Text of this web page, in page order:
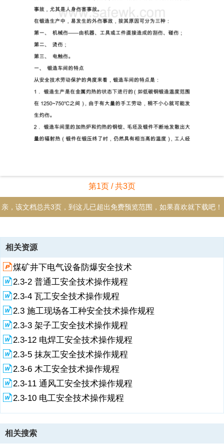
第1页 / 共3页
亲，该文档总共3页，到这儿已超出免费预览范围，如果喜欢就下载吧！
资源描述
1、锻造是金属压力加工的方法之一，它是机械制造生产中的一个重要
环节。根据锻造加工时金属材料所处温度状态的不同，锻造又可分为热
锻、温锻和冷锻。本文所说锻造是指热锻而言，即被加工的金属材料处
在红热状态（锻造温度范围内），通过锻造设备对金属施加的冲击力或
静压力，使金属产生塑性变形而获得预想的外形尺寸和组织结构的锻
件。在锻造车间里的主要设备有锻锤、压力机（水压机或曲柄压力
机）、加热炉等。生产工人经常处在振动、噪声、高温灼热烟尘，以及
料头、毛边堆放等等不利的工作环境中，因此，对操作这些设备的工人
的安全卫生是应特别加以注意，否则，在生产过程中将容易发生各种安
全事故，尤其是人身伤害事故。在锻造生产中，易发生的外
2、伤事故，按其原因可分为三种：第一、 机械伤由机器、工具或工件
直接造成的刮伤、碰伤；第二、 烫伤；第三、 电触伤。一、 锻造车间
的特点从安全技术劳动保护的角度来看，锻造车间的特点是：1 锻造生
产是在金属灼热的状态下进行的（如低碳钢锻造温度范围在1250750之
件在锻压终了时，仍然具有相当高的温度），工人经常受到热辐射的侵
害。3 锻造车间的加热炉在燃烧过程中产生的烟尘排入车间的空气中，
相关资源
煤矿井下电气设备防爆安全技术
2.3-2 普通工安全技术操作规程
2.3-4 瓦工安全技术操作规程
2.3 施工现场各工种安全技术操作规程
2.3-3 架子工安全技术操作规程
2.3-12 电焊工安全技术操作规程
2.3-5 抹灰工安全技术操作规程
2.3-6 木工安全技术操作规程
2.3-11 通风工安全技术操作规程
2.3-10 电工安全技术操作规程
相关搜索